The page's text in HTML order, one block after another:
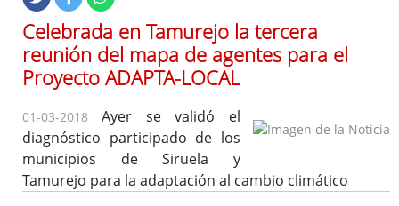
Lista
de
distribución
Celebrada en Tamurejo la tercera
reunión del mapa de agentes para el
Proyecto ADAPTA-LOCAL
01-03-2018
Ayer se validó el
diagnóstico participado de los
municipios de Siruela y
Tamurejo para la adaptación al cambio climático